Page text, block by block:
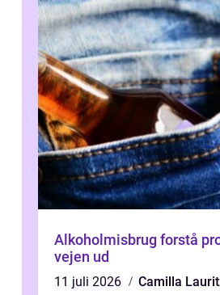
Alkoholmisbrug forstå problemet og
vejen ud
11 juli 2026
Camilla